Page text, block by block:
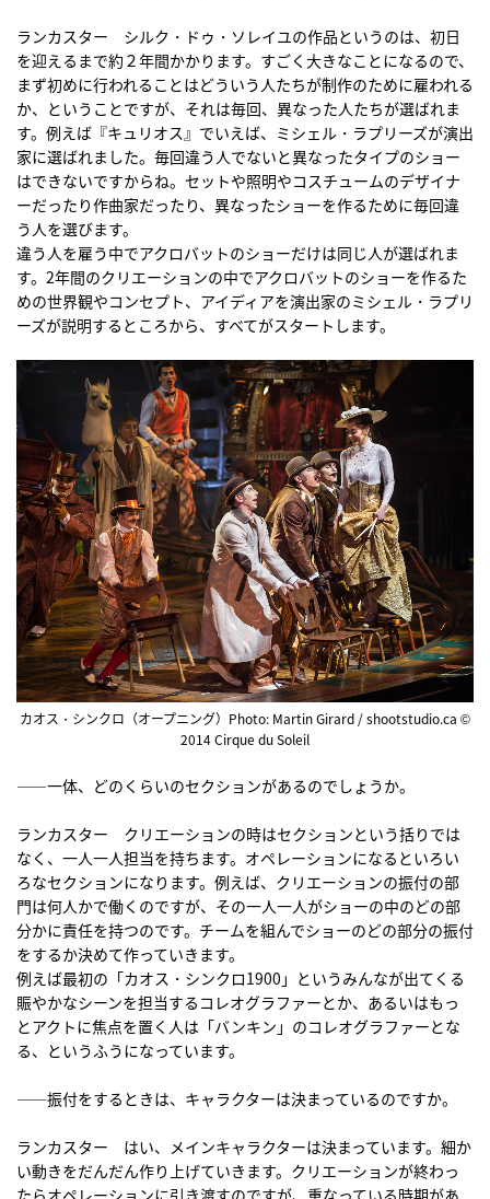
ランカスター シルク・ドゥ・ソレイユの作品というのは、初日
を迎えるまで約２年間かかります。すごく大きなことになるので、
まず初めに行われることはどういう人たちが制作のために雇われる
か、ということですが、それは毎回、異なった人たちが選ばれま
す。例えば『キュリオス』でいえば、ミシェル・ラプリーズが演出
家に選ばれました。毎回違う人でないと異なったタイプのショー
はできないですからね。セットや照明やコスチュームのデザイナ
ーだったり作曲家だったり、異なったショーを作るために毎回違
う人を選びます。
違う人を雇う中でアクロバットのショーだけは同じ人が選ばれま
す。2年間のクリエーションの中でアクロバットのショーを作るた
めの世界観やコンセプト、アイディアを演出家のミシェル・ラプリ
ーズが説明するところから、すべてがスタートします。
カオス・シンクロ（オープニング）Photo: Martin Girard / shootstudio.ca ©
2014 Cirque du Soleil
――一体、どのくらいのセクションがあるのでしょうか。
ランカスター クリエーションの時はセクションという括りでは
なく、一人一人担当を持ちます。オペレーションになるといろい
ろなセクションになります。例えば、クリエーションの振付の部
門は何人かで働くのですが、その一人一人がショーの中のどの部
分かに責任を持つのです。チームを組んでショーのどの部分の振付
をするか決めて作っていきます。
例えば最初の「カオス・シンクロ1900」というみんなが出てくる
賑やかなシーンを担当するコレオグラファーとか、あるいはもっ
とアクトに焦点を置く人は「バンキン」のコレオグラファーとな
る、というふうになっています。
――振付をするときは、キャラクターは決まっているのですか。
ランカスター はい、メインキャラクターは決まっています。細か
い動きをだんだん作り上げていきます。クリエーションが終わっ